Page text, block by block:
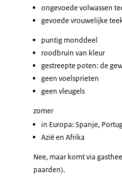
ongevoede volwassen
gevoede vrouwelijke
puntig monddeel
roodbruin van kleur
gestreepte poten: de
geen voelsprieten
geen vleugels
zomer
in Europa: Spanje,
Azië en Afrika
Nee, maar komt via
paarden).